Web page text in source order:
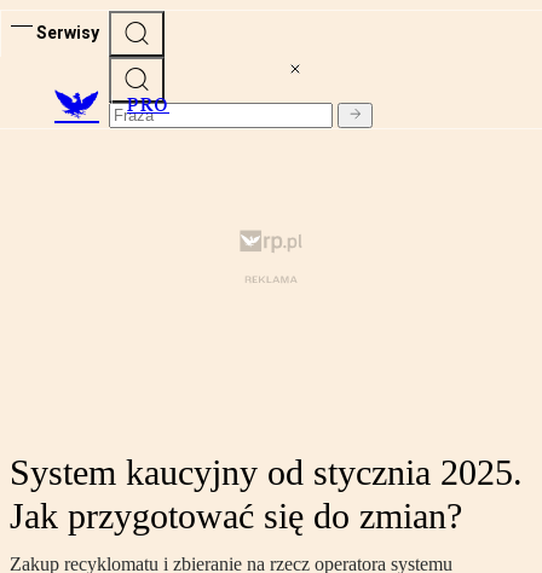
Serwisy
PRO
System kaucyjny od stycznia 2025.
Jak przygotować się do zmian?
Zakup recyklomatu i zbieranie na rzecz operatora systemu